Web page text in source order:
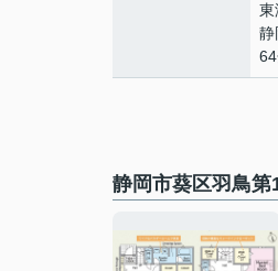
東
静
静岡市葵区羽鳥